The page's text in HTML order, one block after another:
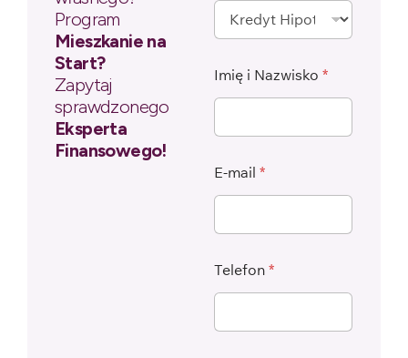
Program
Mieszkanie na
Start?
Zapytaj
sprawdzonego
Eksperta
Finansowego!
Imię i Nazwisko *
E-mail *
Telefon *